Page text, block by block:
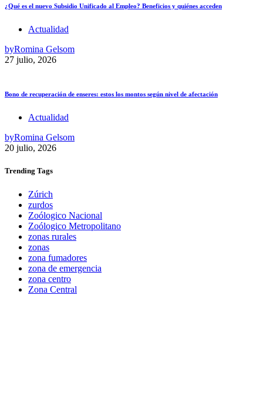
¿Qué es el nuevo Subsidio Unificado al Empleo? Beneficios y quiénes acceden
Actualidad
byRomina Gelsom
27 julio, 2026
Bono de recuperación de enseres: estos los montos según nivel de afectación
Actualidad
byRomina Gelsom
20 julio, 2026
Trending Tags
Zúrich
zurdos
Zoólogico Nacional
Zoólogico Metropolitano
zonas rurales
zonas
zona fumadores
zona de emergencia
zona centro
Zona Central